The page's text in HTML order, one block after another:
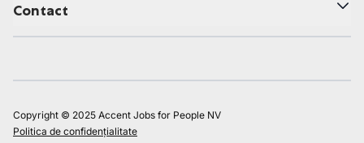
Contact
Copyright © 2025 Accent Jobs for People NV
Politica de confidențialitate